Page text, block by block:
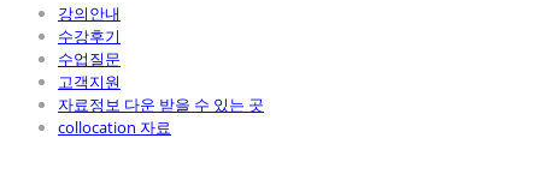
강의안내
수강후기
수업질문
고객지원
자료정보 다운 받을 수 있는 곳
collocation 자료